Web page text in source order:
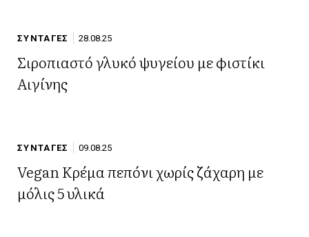
ΣΥΝΤΑΓΕΣ 28.08.25
Σιροπιαστό γλυκό ψυγείου με φιστίκι
Αιγίνης
ΣΥΝΤΑΓΕΣ 09.08.25
Vegan Kρέμα πεπόνι χωρίς ζάχαρη με
μόλις 5 υλικά